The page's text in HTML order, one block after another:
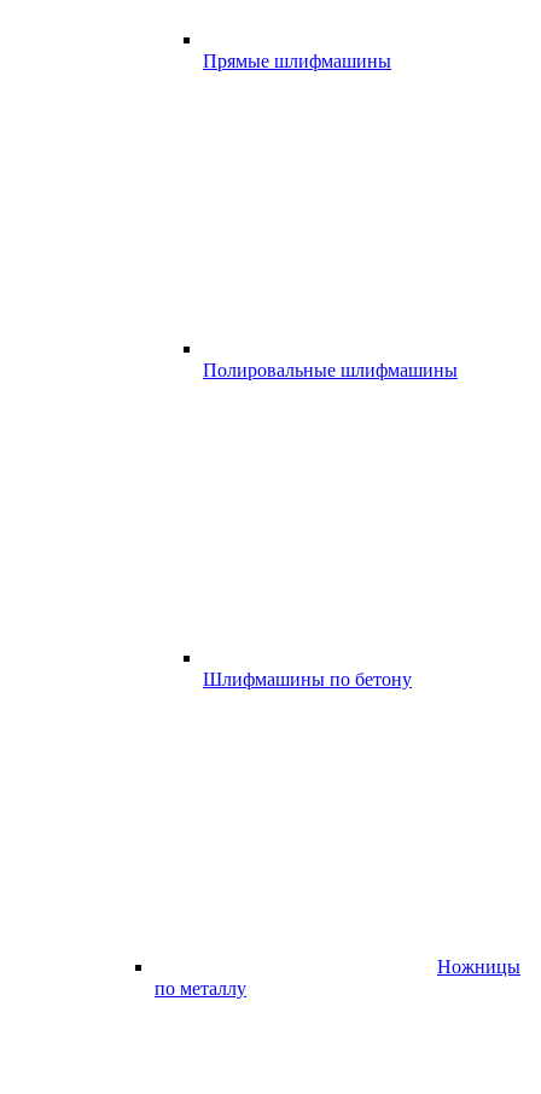
Прямые шлифмашины
Полировальные шлифмашины
Шлифмашины по бетону
Ножницы
по металлу